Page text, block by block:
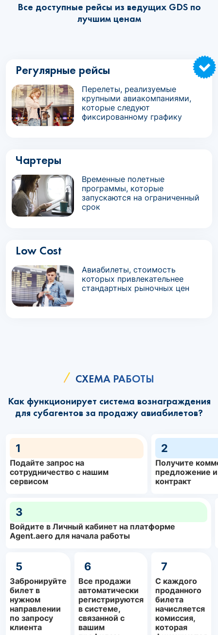
Все доступные рейсы из ведущих GDS по
лучшим ценам
Регулярные рейсы
Перелеты, реализуемые
крупными авиакомпаниями,
которые следуют
фиксированному графику
Чартеры
Временные полетные
программы, которые
запускаются на ограниченный
срок
Low Cost
Авиабилеты, стоимость
которых привлекательнее
стандартных рыночных цен
СХЕМА РАБОТЫ
Как функционирует система вознаграждения
для субагентов за продажу авиабилетов?
1
Подайте запрос на
сотрудничество с нашим
сервисом
2
Получите
предложение
контракт
3
Войдите в Личный кабинет на платформе
Agent.aero для начала работы
5
Забронируйте
билет в
нужном
направлении
по запросу
клиента
6
Все продажи
автоматически
регистрируются
в системе,
связанной с
вашим
7
С каждого
проданного
билета
начисляется
комиссия,
которая